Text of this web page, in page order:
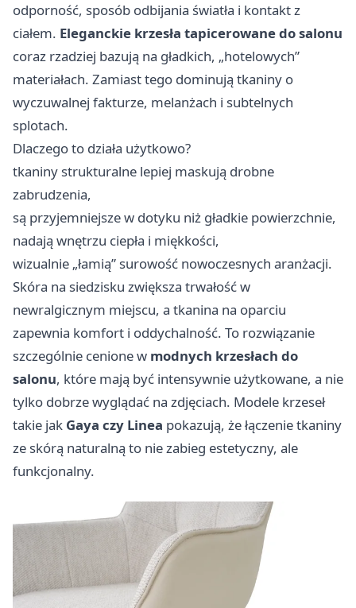
odporność, sposób odbijania światła i kontakt z
ciałem. Eleganckie krzesła tapicerowane do salonu
coraz rzadziej bazują na gładkich, „hotelowych”
materiałach. Zamiast tego dominują tkaniny o
wyczuwalnej fakturze, melanżach i subtelnych
splotach.
Dlaczego to działa użytkowo?
tkaniny strukturalne lepiej maskują drobne
zabrudzenia,
są przyjemniejsze w dotyku niż gładkie powierzchnie,
nadają wnętrzu ciepła i miękkości,
wizualnie „łamią” surowość nowoczesnych aranżacji.
Skóra na siedzisku zwiększa trwałość w
newralgicznym miejscu, a tkanina na oparciu
zapewnia komfort i oddychalność. To rozwiązanie
szczególnie cenione w modnych krzesłach do
salonu, które mają być intensywnie użytkowane, a nie
tylko dobrze wyglądać na zdjęciach. Modele krzeseł
takie jak Gaya czy Linea pokazują, że łączenie tkaniny
ze skórą naturalną to nie zabieg estetyczny, ale
funkcjonalny.